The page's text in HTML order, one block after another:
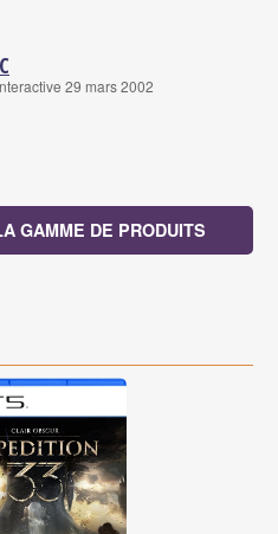
29 mars 2002
GAMME DE PRODUITS